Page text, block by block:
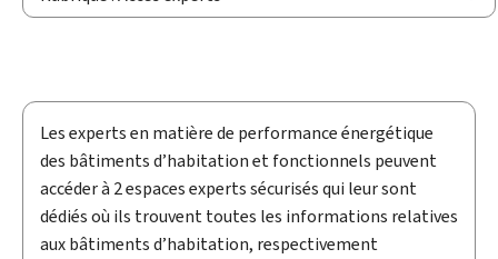
Les experts en matière de performance énergétique
des bâtiments d’habitation et fonctionnels peuvent
accéder à 2 espaces experts sécurisés qui leur sont
dédiés où ils trouvent toutes les informations relatives
aux bâtiments d’habitation, respectivement